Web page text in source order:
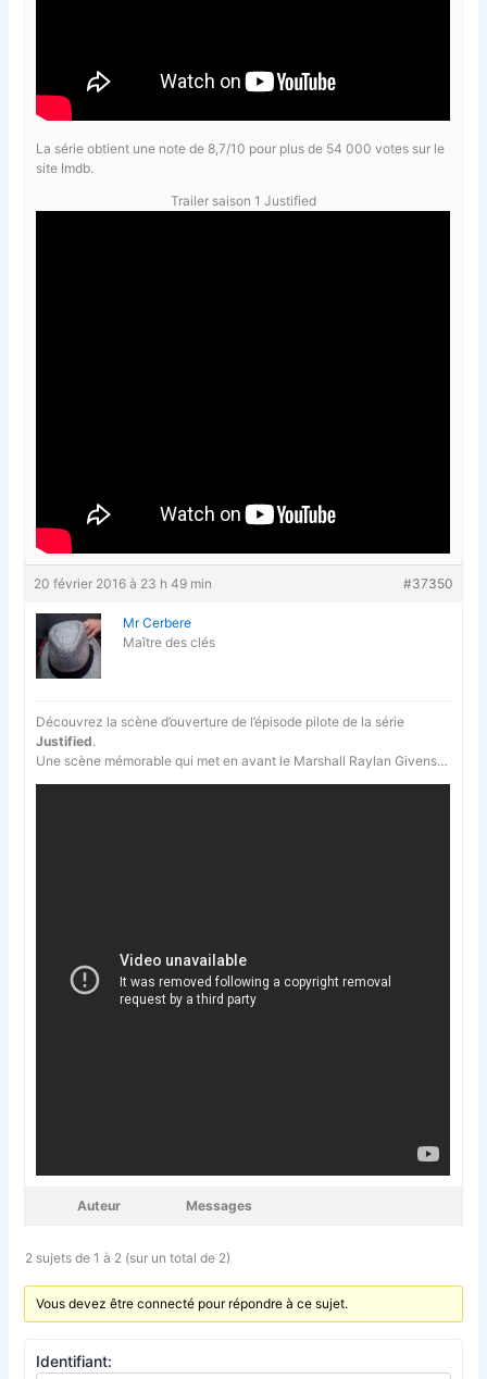
La série obtient une note de 8,7/10 pour plus de 54 000 votes sur le
site Imdb.
Trailer saison 1 Justified
20 février 2016 à 23 h 49 min #37350
Mr Cerbere
Maître des clés
Découvrez la scène d’ouverture de l’épisode pilote de la série
Justified.
Une scène mémorable qui met en avant le Marshall Raylan Givens…
Auteur Messages
2 sujets de 1 à 2 (sur un total de 2)
Vous devez être connecté pour répondre à ce sujet.
Identifiant: